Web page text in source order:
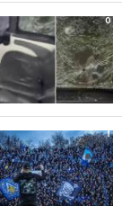
0
1